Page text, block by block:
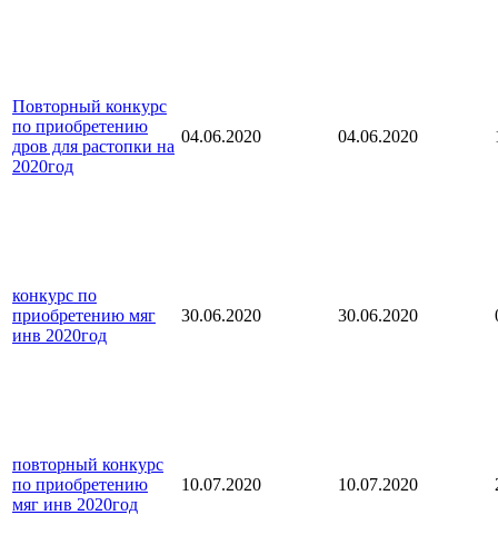
Повторный конкурс
по приобретению
дров для растопки на
2020год
04.06.2020 04.06.2020
конкурс по
приобретению мяг
инв 2020год
30.06.2020 30.06.2020
повторный конкурс
по приобретению
мяг инв 2020год
10.07.2020 10.07.2020